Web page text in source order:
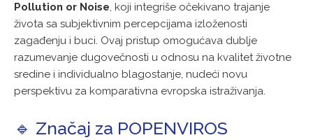
Pollution or Noise, koji integriše očekivano trajanje
života sa subjektivnim percepcijama izloženosti
zagađenju i buci. Ovaj pristup omogućava dublje
razumevanje dugovečnosti u odnosu na kvalitet životne
sredine i individualno blagostanje, nudeći novu
perspektivu za komparativna evropska istraživanja.
🔹 Značaj za POPENVIROS